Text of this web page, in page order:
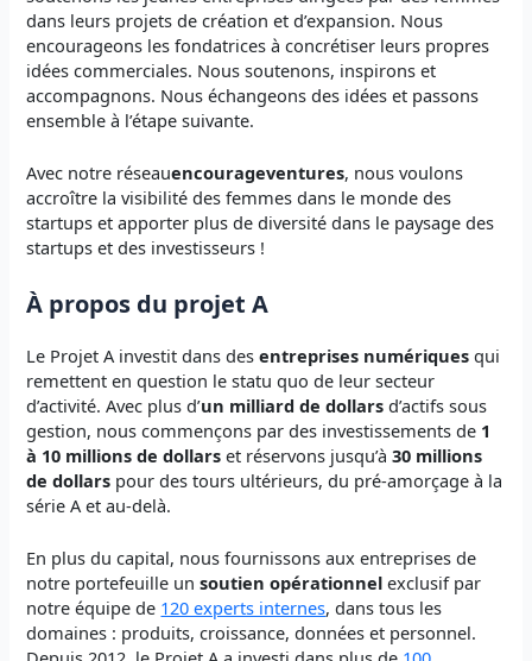
dans leurs projets de création et d’expansion. Nous
encourageons les fondatrices à concrétiser leurs propres
idées commerciales. Nous soutenons, inspirons et
accompagnons. Nous échangeons des idées et passons
ensemble à l’étape suivante.
Avec notre réseauencourageventures, nous voulons
accroître la visibilité des femmes dans le monde des
startups et apporter plus de diversité dans le paysage des
startups et des investisseurs !
À propos du projet A
Le Projet A investit dans desentreprises numériques qui
remettent en question le statu quo de leur secteur
d’activité. Avec plus d’un milliard de dollars d’actifs sous
gestion, nous commençons par des investissements de 1
à 10 millions de dollars et réservons jusqu’à30 millions
de dollars pour des tours ultérieurs, du pré-amorçage à la
série A et au-delà.
En plus du capital, nous fournissons aux entreprises de
notre portefeuille unsoutien opérationnel exclusif par
notre équipe de 120 experts internes, dans tous les
domaines : produits, croissance, données et personnel.